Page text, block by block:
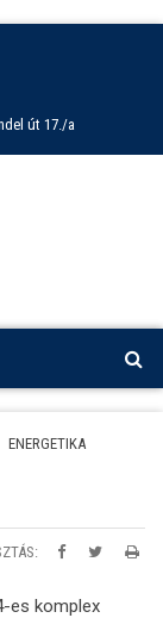
út 17./a
ENERGETIKA
es komplex